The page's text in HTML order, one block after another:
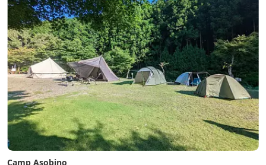
Camp Asobino